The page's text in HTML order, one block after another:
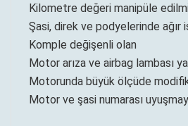
Kilometre değeri manipüle
Şasi, direk ve podyelerinde ağır
Komple değişenli olan
Motor arıza ve airbag lambası
Motorunda büyük ölçüde
Motor ve şasi numarası